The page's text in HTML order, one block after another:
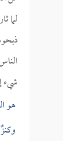
شيء
هو